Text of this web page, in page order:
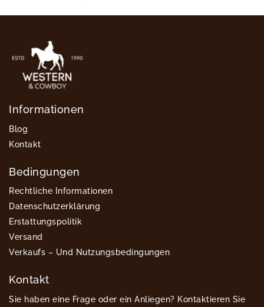
Informationen
Blog
Kontakt
Bedingungen
Rechtliche Informationen
Datenschutzerklärung
Erstattungspolitik
Versand
Verkaufs – Und Nutzungsbedingungen
Kontakt
Sie haben eine Frage oder ein Anliegen? Kontaktieren Sie